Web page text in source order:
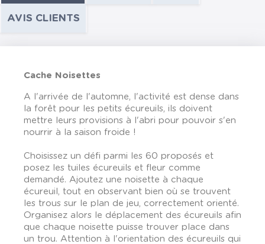
AVIS CLIENTS
Cache Noisettes
A l'arrivée de l'automne, l'activité est dense dans
la forêt pour les petits écureuils, ils doivent
mettre leurs provisions à l'abri pour pouvoir s'en
nourrir à la saison froide !
Choisissez un défi parmi les 60 proposés et
posez les tuiles écureuils et fleur comme
demandé. Ajoutez une noisette à chaque
écureuil, tout en observant bien où se trouvent
les trous sur le plan de jeu, correctement orienté.
Organisez alors le déplacement des écureuils afin
que chaque noisette puisse trouver place dans
un trou. Attention à l'orientation des écureuils qui